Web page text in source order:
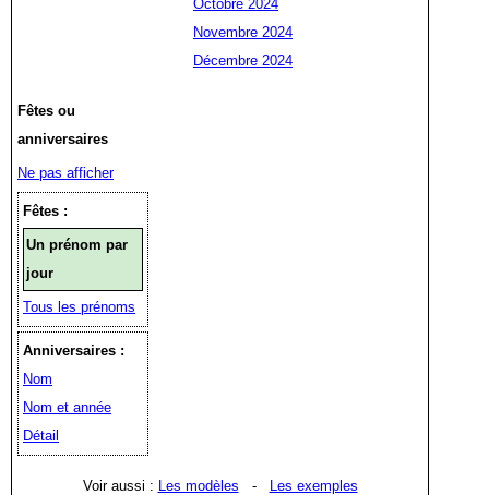
Octobre 2024
Novembre 2024
Décembre 2024
Fêtes ou
anniversaires
Ne pas afficher
Fêtes :
Un prénom par
jour
Tous les prénoms
Anniversaires :
Nom
Nom et année
Détail
Voir aussi : Les modèles - Les exemples